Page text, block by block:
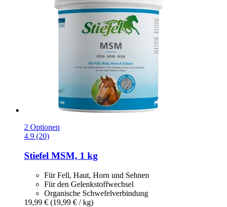
2 Optionen
4.9 (20)
Stiefel MSM, 1 kg
Für Fell, Haut, Horn und Sehnen
Für den Gelenkstoffwechsel
Organische Schwefelverbindung
19,99 € (19,99 € / kg)